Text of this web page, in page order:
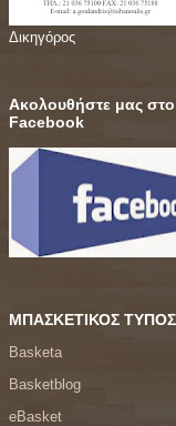
Δικηγόρος
Ακολουθήστε μας στο
Facebook
ΜΠΑΣΚΕΤΙΚΟΣ ΤΥΠΟΣ
Basketa
Basketblog
eBasket